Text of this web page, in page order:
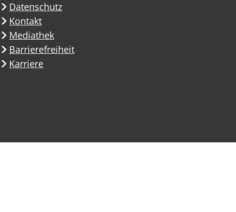
Datenschutz
Kontakt
Mediathek
Barrierefreiheit
Karriere